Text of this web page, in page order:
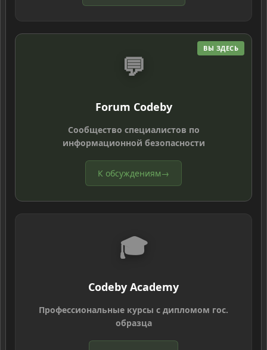
ВЫ ЗДЕСЬ
💬
Forum Codeby
Сообщество специалистов по
информационной безопасности
К обсуждениям→
🎓
Codeby Academy
Профессиональные курсы с дипломом гос.
образца